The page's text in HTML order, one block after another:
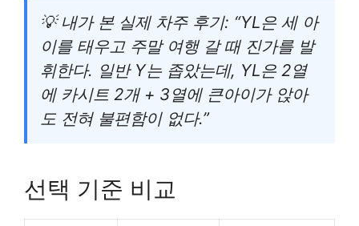
💡 내가 본 실제 차주 후기: “YL은 세 아
이를 태우고 주말 여행 갈 때 진가를 발
휘한다. 일반 Y는 좁았는데, YL은 2열
에 카시트 2개 + 3열에 큰아이가 앉아
도 전혀 불편함이 없다.”
선택 기준 비교